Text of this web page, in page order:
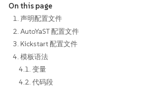
On this page
1. 声明配置文件
2. AutoYaST 配置文件
3. Kickstart 配置文件
4. 模板语法
4.1. 变量
4.2. 代码段